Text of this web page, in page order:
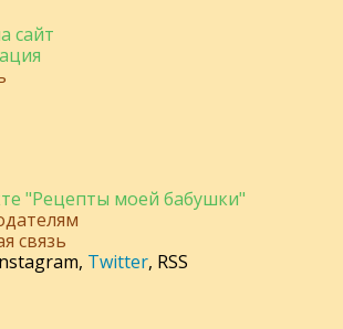
сайт
"Рецепты моей бабушки"
связь
, Twitter, RSS